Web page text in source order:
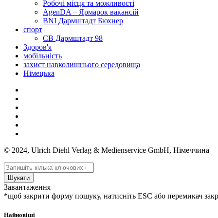
Робочі місця та можливості
AgenDA – Ярмарок вакансій
BNI Дармштадт Бюхнер
спорт
СВ Дармштадт 98
Здоров'я
мобільність
захист навколишнього середовища
Німецька
© 2024, Ulrich Diehl Verlag & Medienservice GmbH, Німеччина
Шукати
Завантаження
*щоб закрити форму пошуку, натисніть ESC або перемикач
Найновіші